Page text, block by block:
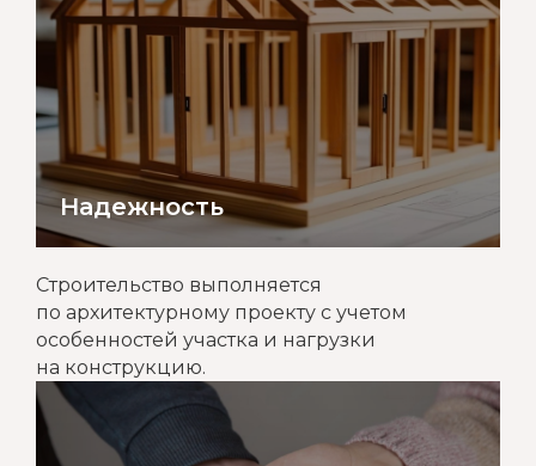
Надежность
Строительство выполняется
по архитектурному проекту с учетом
особенностей участка и нагрузки
на конструкцию.